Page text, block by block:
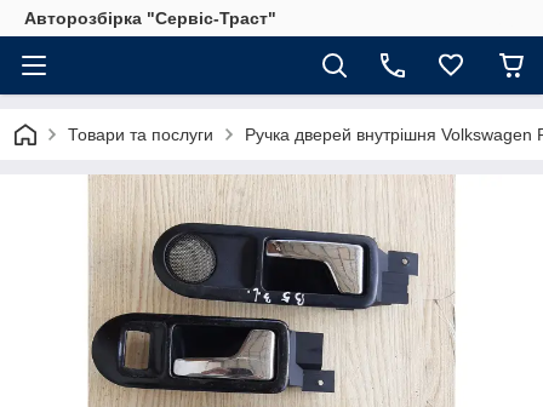
Авторозбірка "Сервіс-Траст"
Товари та послуги Ручка дверей внутрішня Volkswagen